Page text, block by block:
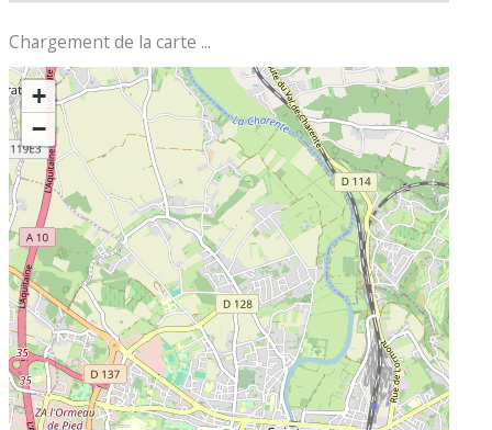
Chargement de la carte ...
+
−